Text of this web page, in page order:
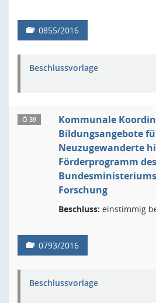
0855/2016
Beschlussvorlage
Ö 39
Kommunale
Bildungsangebote
Neuzugewanderte
Förderprogramm des
Forschung
Beschluss: einstimmig
0793/2016
Beschlussvorlage